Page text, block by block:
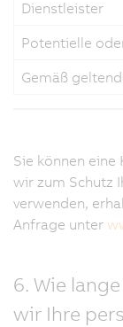
Dienstleister
Potentielle
Gemäß
Sie können
wir zum Schutz
verwenden,
Anfrage unter
6. Wie
wir Ihre